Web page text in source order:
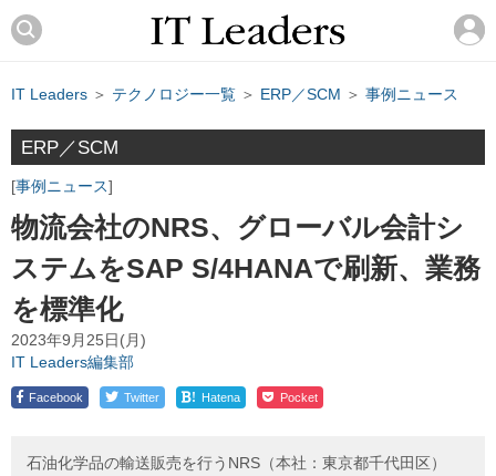
IT Leaders ＞ テクノロジー一覧 ＞ ERP／SCM ＞ 事例ニュース
ERP／SCM
事例ニュース
物流会社のNRS、グローバル会計シ
ステムをSAP S/4HANAで刷新、業務
を標準化
2023年9月25日(月)
IT Leaders編集部
Facebook Twitter ! Hatena Pocket
石油化学品の輸送販売を行うNRS（本社：東京都千代田区）